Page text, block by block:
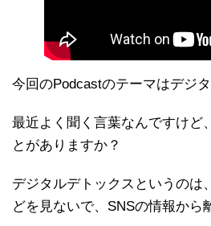
今回のPodcastのテーマはデジ
最近よく聞く言葉なんですけど
とがありますか？
デジタルデトックスというのは
どを見ないで、SNSの情報から